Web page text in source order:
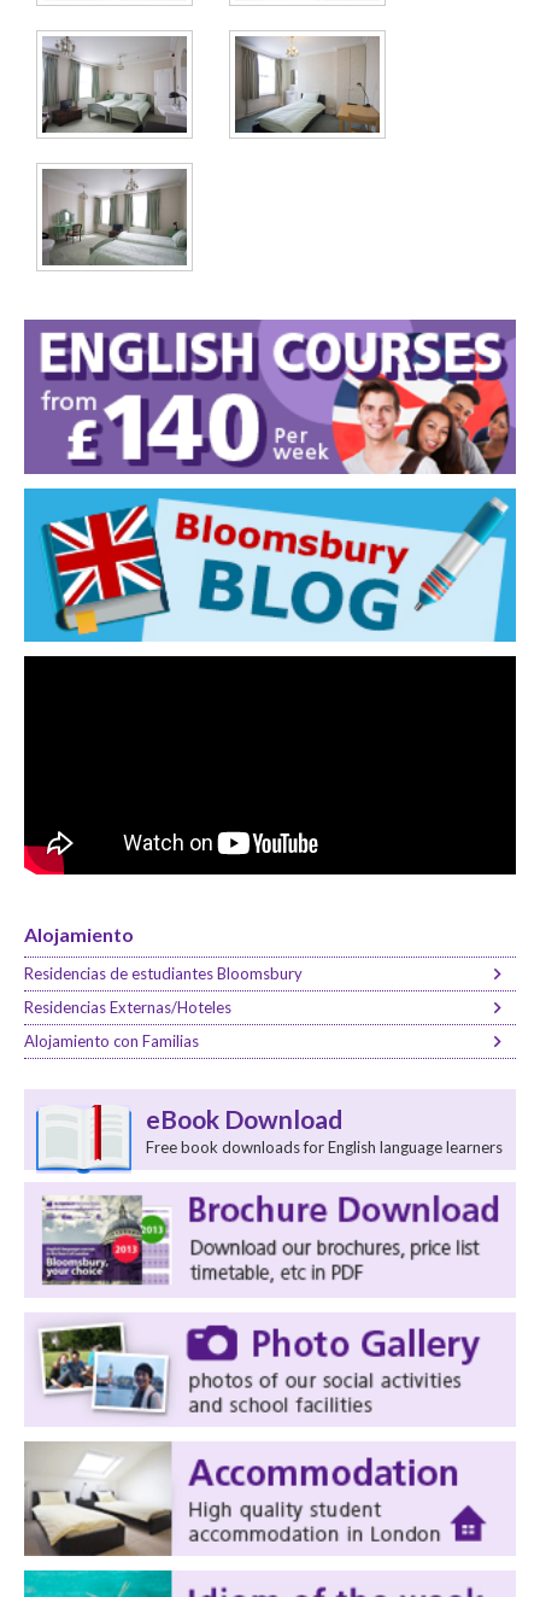
Alojamiento
Residencias de estudiantes Bloomsbury
Residencias Externas/Hoteles
Alojamiento con Familias
eBook Download
Free book downloads for English language learners